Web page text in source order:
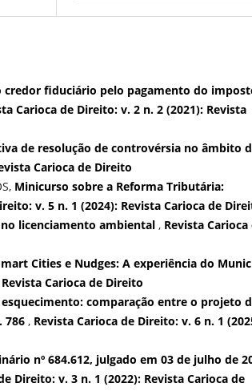
fiduciário pelo pagamento do
Carioca de Direito: v. 2 n. 2 (2021): Revista
de resolução de controvérsia no âmbito
Carioca de Direito
Minicurso sobre a Reforma Tributária:
v. 5 n. 1 (2024): Revista Carioca de
licenciamento ambiental , Revista Carioca
Cities e Nudges: A experiência do
Carioca de Direito
comparação entre o projeto
786 , Revista Carioca de Direito: v. 6 n. 1
nº 684.612, julgado em 03 de julho de
Direito: v. 3 n. 1 (2022): Revista Carioca de